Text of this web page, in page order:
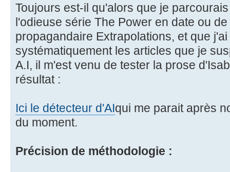
Toujours est-il qu'alors que je
l'odieuse série The Power en date ou
propagandaire Extrapolations, et que
systématiquement les articles que je
A.I, il m'est venu de tester la prose
résultat :
Ici le détecteur d'AIqui me parait après
du moment.
Précision de méthodologie :